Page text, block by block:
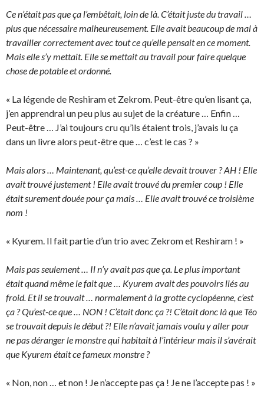
Ce n’était pas que ça l’embêtait, loin de là. C’était juste du travail …
plus que nécessaire malheureusement. Elle avait beaucoup de mal à
travailler correctement avec tout ce qu’elle pensait en ce moment.
Mais elle s’y mettait. Elle se mettait au travail pour faire quelque
chose de potable et ordonné.
« La légende de Reshiram et Zekrom. Peut-être qu’en lisant ça,
j’en apprendrai un peu plus au sujet de la créature … Enfin …
Peut-être … J’ai toujours cru qu’ils étaient trois, j’avais lu ça
dans un livre alors peut-être que … c’est le cas ? »
Mais alors … Maintenant, qu’est-ce qu’elle devait trouver ? AH ! Elle
avait trouvé justement ! Elle avait trouvé du premier coup ! Elle
était surement douée pour ça mais … Elle avait trouvé ce troisième
nom !
« Kyurem. Il fait partie d’un trio avec Zekrom et Reshiram ! »
Mais pas seulement … Il n’y avait pas que ça. Le plus important
était quand même le fait que … Kyurem avait des pouvoirs liés au
froid. Et il se trouvait … normalement à la grotte cyclopéenne, c’est
ça ? Qu’est-ce que … NON ! C’était donc ça ?! C’était donc là que Téo
se trouvait depuis le début ?! Elle n’avait jamais voulu y aller pour
ne pas déranger le monstre qui habitait à l’intérieur mais il s’avérait
que Kyurem était ce fameux monstre ?
« Non, non … et non ! Je n’accepte pas ça ! Je ne l’accepte pas ! »